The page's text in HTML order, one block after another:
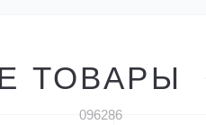
ТОВАРЫ
096286